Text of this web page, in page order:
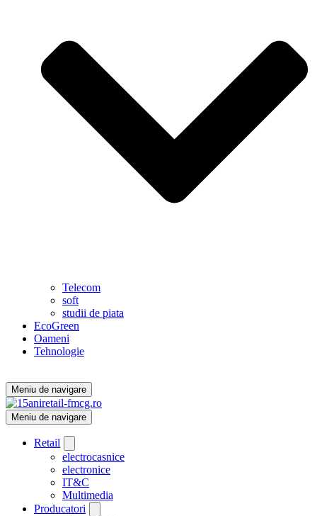
Telecom
soft
studii de piata
EcoGreen
Oameni
Tehnologie
Meniu de navigare
Meniu de navigare
Retail
electrocasnice
electronice
IT&C
Multimedia
Producatori